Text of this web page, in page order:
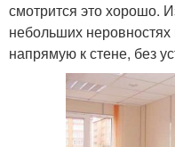
смотрится это хорошо.
небольших
напрямую к стене, без